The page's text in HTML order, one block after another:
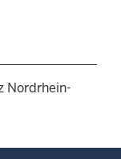
Nordrhein-